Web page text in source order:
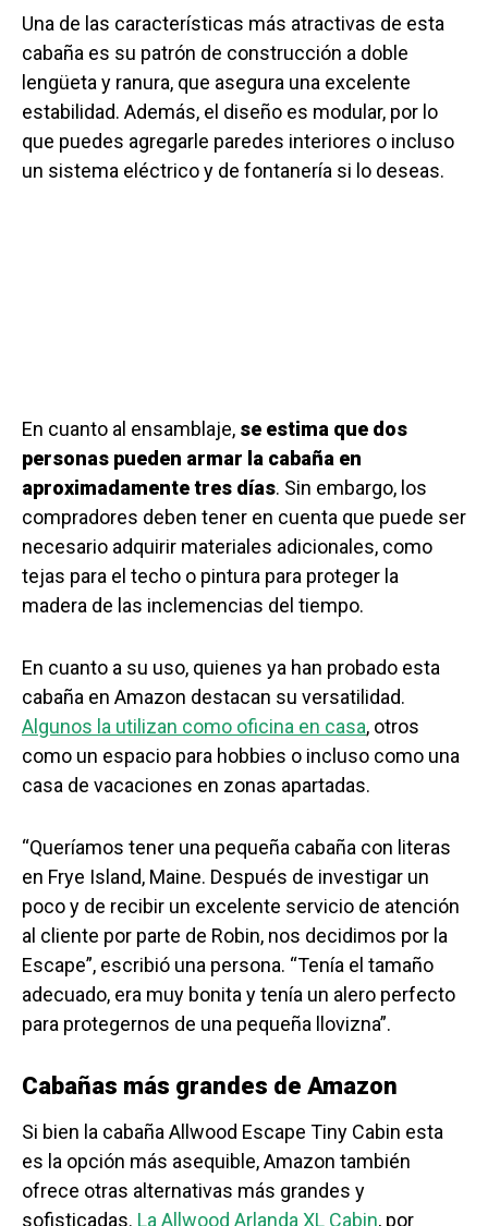
Una de las características más atractivas de esta
cabaña es su patrón de construcción a doble
lengüeta y ranura, que asegura una excelente
estabilidad. Además, el diseño es modular, por lo
que puedes agregarle paredes interiores o incluso
un sistema eléctrico y de fontanería si lo deseas.
En cuanto al ensamblaje, se estima que dos
personas pueden armar la cabaña en
aproximadamente tres días. Sin embargo, los
compradores deben tener en cuenta que puede ser
necesario adquirir materiales adicionales, como
tejas para el techo o pintura para proteger la
madera de las inclemencias del tiempo.
En cuanto a su uso, quienes ya han probado esta
cabaña en Amazon destacan su versatilidad.
Algunos la utilizan como oficina en casa, otros
como un espacio para hobbies o incluso como una
casa de vacaciones en zonas apartadas.
“Queríamos tener una pequeña cabaña con literas
en Frye Island, Maine. Después de investigar un
poco y de recibir un excelente servicio de atención
al cliente por parte de Robin, nos decidimos por la
Escape”, escribió una persona. “Tenía el tamaño
adecuado, era muy bonita y tenía un alero perfecto
para protegernos de una pequeña llovizna”.
Cabañas más grandes de Amazon
Si bien la cabaña Allwood Escape Tiny Cabin esta
es la opción más asequible, Amazon también
ofrece otras alternativas más grandes y
sofisticadas. La Allwood Arlanda XL Cabin, por